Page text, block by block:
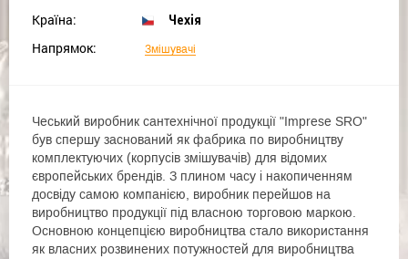
Країна: Чехія
Напрямок: Змішувачі
Чеський виробник сантехнічної продукції "Imprese SRO"
був спершу заснований як фабрика по виробництву
комплектуючих (корпусів змішувачів) для відомих
європейських брендів. З плином часу і накопиченням
досвіду самою компанією, виробник перейшов на
виробництво продукції під власною торговою маркою.
Основною концепцією виробництва стало використання
як власних розвинених потужностей для виробництва